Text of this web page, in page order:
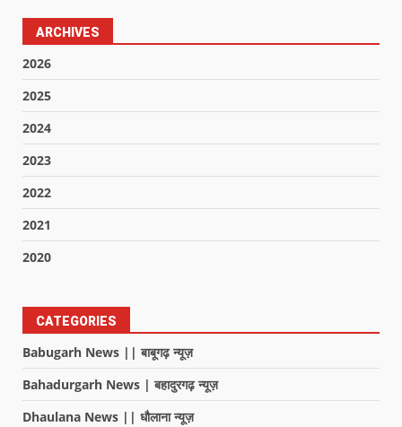
ARCHIVES
2026
2025
2024
2023
2022
2021
2020
CATEGORIES
Babugarh News || बाबूगढ़ न्यूज़
Bahadurgarh News | बहादुरगढ़ न्यूज़
Dhaulana News || धौलाना न्यूज़